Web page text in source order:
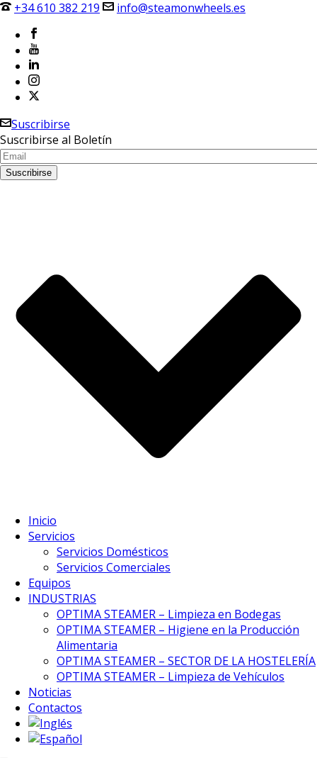
+34 610 382 219 info@steamonwheels.es
Suscribirse
Suscribirse al Boletín
Inicio
Servicios
Servicios Domésticos
Servicios Comerciales
Equipos
INDUSTRIAS
OPTIMA STEAMER – Limpieza en Bodegas
OPTIMA STEAMER – Higiene en la Producción
Alimentaria
OPTIMA STEAMER – SECTOR DE LA HOSTELERÍA
OPTIMA STEAMER – Limpieza de Vehículos
Noticias
Contactos